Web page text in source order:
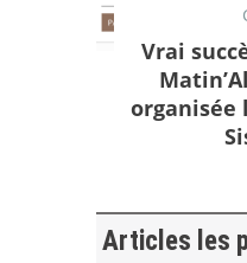
Vrai
organisée
Articles les